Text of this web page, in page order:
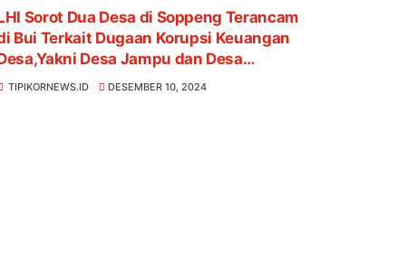
Sorot Dua Desa di Soppeng Terancam
Bui Terkait Dugaan Korupsi Keuangan
Desa Jampu dan Desa
TIPIKORNEWS.ID DESEMBER 10, 2024